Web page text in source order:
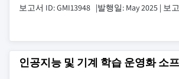
보고서 ID: GMI13948 |발행일: May 2025 | 보
인공지능 및 기계 학습 운영화 소